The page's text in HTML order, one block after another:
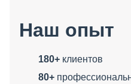
Наш опыт
180+ клиентов
80+